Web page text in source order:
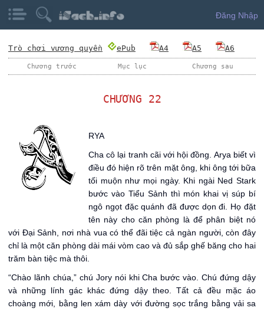
Đăng Nhập
Trò chơi vương quyền ePub A4 A5 A6
Chương trước Mục lục Chương sau
CHƯƠNG 22
RYA
Cha cô lại tranh cãi với hội đồng. Arya biết vì
điều đó hiện rõ trên mặt ông, khi ông tới bữa
tối muộn như mọi ngày. Khi ngài Ned Stark
bước vào Tiểu Sảnh thì món khai vị súp bí
ngô ngọt đặc quánh đã được dọn đi. Họ đặt
tên này cho căn phòng là để phân biệt nó
với Đại Sảnh, nơi nhà vua có thể đãi tiệc cả ngàn người, còn đây
chỉ là một căn phòng dài mái vòm cao và đủ sắp ghế băng cho hai
trăm bàn tiệc mà thôi.
“Chào lãnh chúa,” chú Jory nói khi Cha bước vào. Chú đứng dậy
và những lính gác khác đứng dậy theo. Tất cả đều mặc áo
choàng mới, bằng len xám dày với đường sọc trắng bằng vải sa